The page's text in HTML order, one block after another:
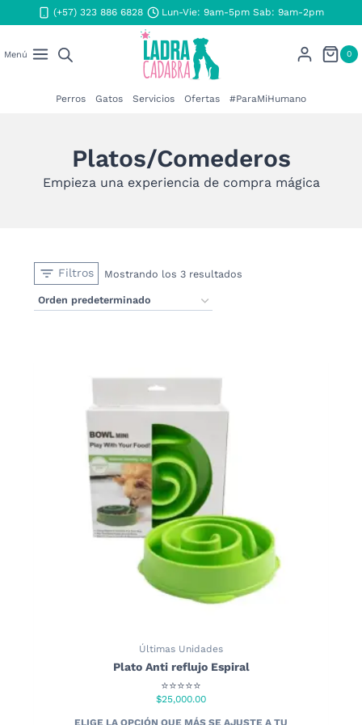
al
(+57) 323 886 6828 Lun-Vie: 9am-5pm Sab: 9am-2pm
Menú 0
Perros Gatos Servicios Ofertas #ParaMiHumano
Platos/Comederos
Empieza una experiencia de compra mágica
Filtros Mostrando los 3 resultados
Últimas Unidades
Plato Anti reflujo Espiral
⭐⭐⭐⭐⭐
$25,000.00